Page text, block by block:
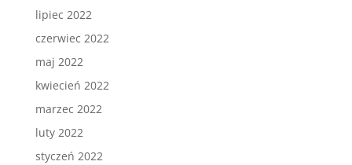
lipiec 2022
czerwiec 2022
maj 2022
kwiecień 2022
marzec 2022
luty 2022
styczeń 2022